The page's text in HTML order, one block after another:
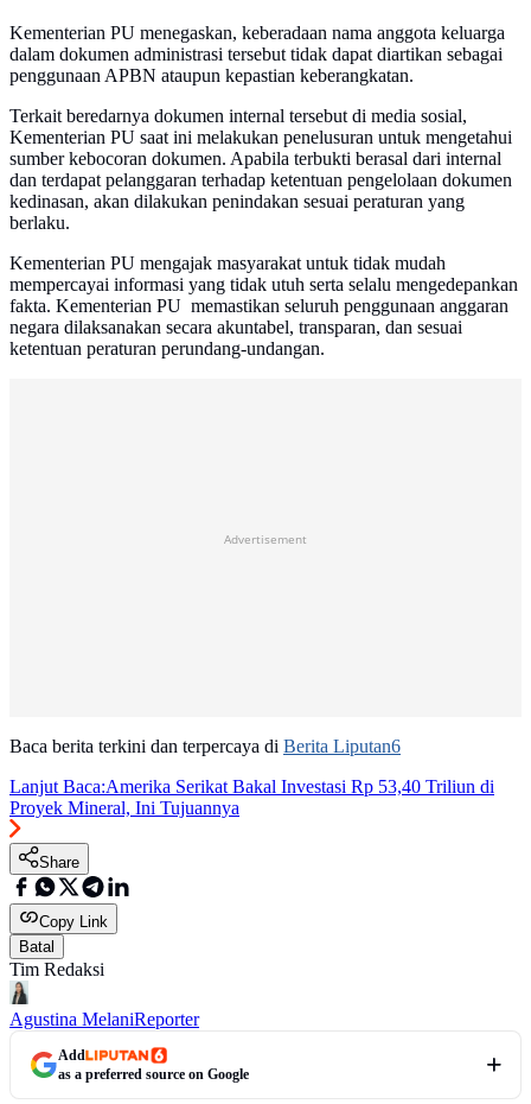
Kementerian PU menegaskan, keberadaan nama anggota keluarga
dalam dokumen administrasi tersebut tidak dapat diartikan sebagai
penggunaan APBN ataupun kepastian keberangkatan.
Terkait beredarnya dokumen internal tersebut di media sosial,
Kementerian PU saat ini melakukan penelusuran untuk mengetahui
sumber kebocoran dokumen. Apabila terbukti berasal dari internal
dan terdapat pelanggaran terhadap ketentuan pengelolaan dokumen
kedinasan, akan dilakukan penindakan sesuai peraturan yang
berlaku.
Kementerian PU mengajak masyarakat untuk tidak mudah
mempercayai informasi yang tidak utuh serta selalu mengedepankan
fakta. Kementerian PU memastikan seluruh penggunaan anggaran
negara dilaksanakan secara akuntabel, transparan, dan sesuai
ketentuan peraturan perundang-undangan.
Advertisement
Baca berita terkini dan terpercaya di Berita Liputan6
Lanjut Baca:Amerika Serikat Bakal Investasi Rp 53,40 Triliun di
Proyek Mineral, Ini Tujuannya
Share
Copy Link
Batal
Tim Redaksi
Agustina MelaniReporter
Add
as a preferred source on Google